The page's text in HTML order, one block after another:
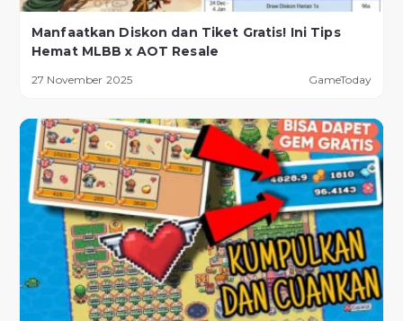
Manfaatkan Diskon dan Tiket Gratis! Ini Tips
Hemat MLBB x AOT Resale
27 November 2025 GameToday